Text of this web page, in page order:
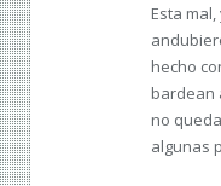
Esta
hecho
bardean
no
algunas